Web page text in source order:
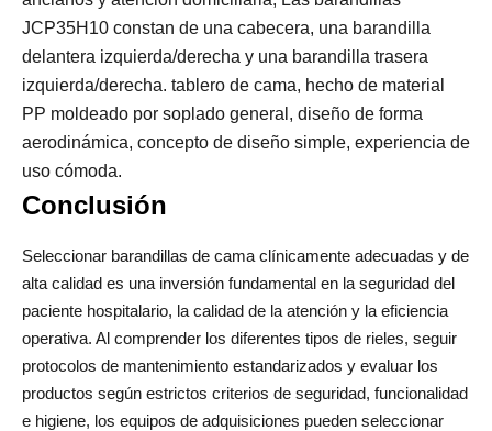
JCP35H10 constan de una cabecera, una barandilla
delantera izquierda/derecha y una barandilla trasera
izquierda/derecha. tablero de cama, hecho de material
PP moldeado por soplado general, diseño de forma
aerodinámica, concepto de diseño simple, experiencia de
uso cómoda.
Conclusión
Seleccionar barandillas de cama clínicamente adecuadas y de
alta calidad es una inversión fundamental en la seguridad del
paciente hospitalario, la calidad de la atención y la eficiencia
operativa. Al comprender los diferentes tipos de rieles, seguir
protocolos de mantenimiento estandarizados y evaluar los
productos según estrictos criterios de seguridad, funcionalidad
e higiene, los equipos de adquisiciones pueden seleccionar